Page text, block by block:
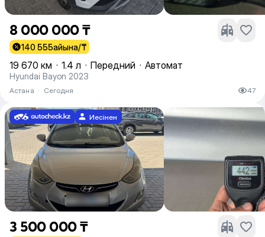
8 000 000 ₸
140 555айына/₸
19 670 км · 1.4 л · Передний · Автомат
Hyundai Bayon 2023
Астана · Сегодня 47
Иесінен
3 500 000 ₸